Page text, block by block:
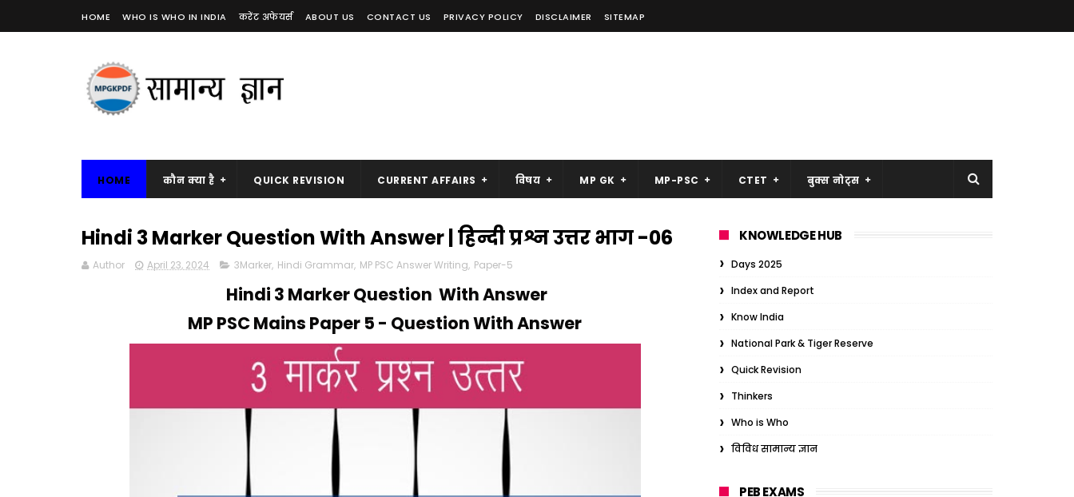
HOME WHO IS WHO IN INDIA करेंट अफेयर्स ABOUT US CONTACT US PRIVACY POLICY DISCLAIMER SITEMAP
HOME कौन क्या है QUICK REVISION CURRENT AFFAIRS विषय MP GK MP-PSC CTET बुक्स नोट्स
Hindi 3 Marker Question With Answer | हिन्दी प्रश्न उत्तर भाग -06
Author April 23, 2024 3Marker, Hindi Grammar, MP PSC Answer Writing, Paper-5
Hindi 3 Marker Question With Answer
MP PSC Mains Paper 5 - Question With Answer
KNOWLEDGE HUB
Days 2025
Index and Report
Know India
National Park & Tiger Reserve
Quick Revision
Thinkers
Who is Who
विविध सामान्य ज्ञान
PEB EXAMS